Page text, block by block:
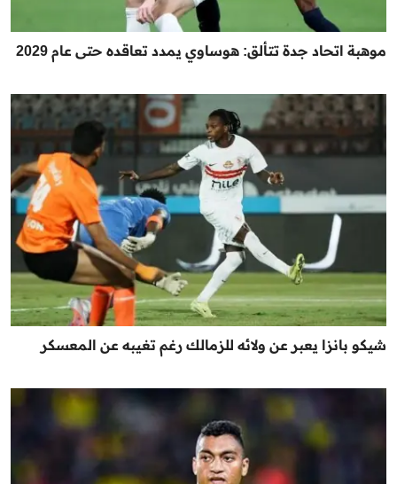
موهبة اتحاد جدة تتألق: هوساوي يمدد تعاقده حتى عام 2029
شيكو بانزا يعبر عن ولائه للزمالك رغم تغيبه عن المعسكر